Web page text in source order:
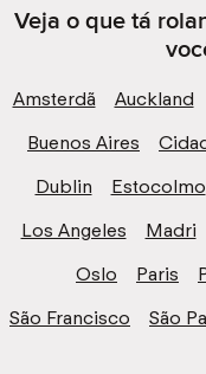
Veja o que tá
Amsterdã Auckland
Buenos Aires
Dublin
Estocolmo
Los Angeles
Madri
Oslo
Paris
São Francisco
São